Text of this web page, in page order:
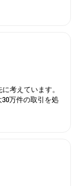
考えています。
万件の取引を処